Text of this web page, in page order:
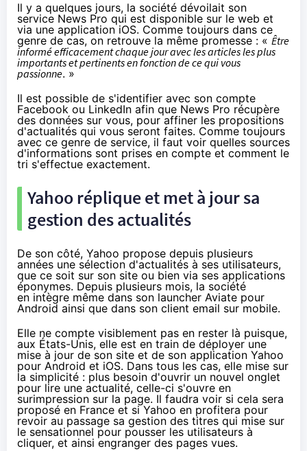
Il y a quelques jours, la société dévoilait son
service News Pro qui est disponible sur le web et
via une application iOS. Comme toujours dans ce
genre de cas, on retrouve la même promesse : « Être
informé efficacement chaque jour avec les articles les plus
importants et pertinents en fonction de ce qui vous
passionne. »
Il est possible de s'identifier avec son compte
Facebook ou LinkedIn afin que News Pro récupère
des données sur vous, pour affiner les propositions
d'actualités qui vous seront faites. Comme toujours
avec ce genre de service, il faut voir quelles sources
d'informations sont prises en compte et comment le
tri s'effectue exactement.
Yahoo réplique et met à jour sa
gestion des actualités
De son côté, Yahoo propose depuis plusieurs
années une sélection d'actualités à ses utilisateurs,
que ce soit sur son site ou bien via ses applications
éponymes. Depuis plusieurs mois, la société
en intègre même dans son launcher Aviate pour
Android ainsi que dans son client email sur mobile.
Elle ne compte visiblement pas en rester là puisque,
aux États-Unis, elle est en train de déployer une
mise à jour de son site et de son application Yahoo
pour Android et iOS. Dans tous les cas, elle mise sur
la simplicité : plus besoin d'ouvrir un nouvel onglet
pour lire une actualité, celle-ci s'ouvre en
surimpression sur la page. Il faudra voir si cela sera
proposé en France et si Yahoo en profitera pour
revoir au passage sa gestion des titres qui mise sur
le sensationnel pour pousser les utilisateurs à
cliquer, et ainsi engranger des pages vues.